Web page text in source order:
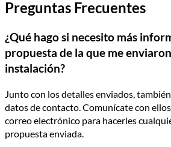
Preguntas Frecuentes
¿Qué hago si necesito más
propuesta de la que me
instalación?
Junto con los detalles enviados,
datos de contacto. Comunícate con
correo electrónico para hacerles
propuesta enviada.